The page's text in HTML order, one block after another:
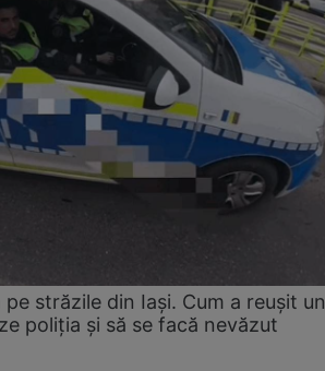
străzile din Iași. Cum a reușit un
poliția și să se facă nevăzut